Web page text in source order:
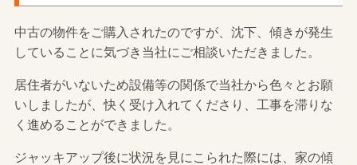
中古の物件をご購入されたのですが、沈下、傾きが発生
していることに気づき当社にご相談いただきました。
居住者がいないため設備等の関係で当社から色々とお願
いしましたが、快く受け入れてくださり、工事を滞りな
く進めることができました。
ジャッキアップ後に状況を見にこられた際には、家の傾